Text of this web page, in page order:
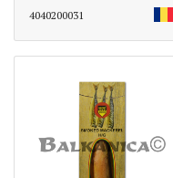
4040200031